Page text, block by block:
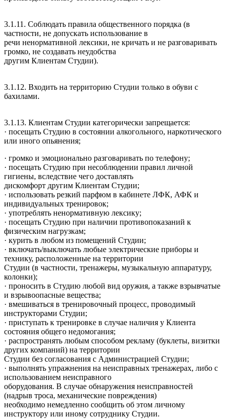
3.1.11. Соблюдать правила общественного порядка (в
частности, не допускать использование в
речи ненормативной лексики, не кричать и не разговаривать
громко, не создавать неудобства
другим Клиентам Студии).
3.1.12. Входить на территорию Студии только в обуви с
бахилами.
3.1.13. Клиентам Студии категорически запрещается:
· посещать Студию в состоянии алкогольного, наркотического
или иного опьянения;
· громко и эмоционально разговаривать по телефону;
· посещать Студию при несоблюдении правил личной
гигиены, вследствие чего доставлять
дискомфорт другим Клиентам Студии;
· использовать резкий парфюм в кабинете ЛФК, АФК и
индивидуальных тренировок;
· употреблять ненормативную лексику;
· посещать Студию при наличии противопоказаний к
физическим нагрузкам;
· курить в любом из помещений Студии;
· включать/выключать любые электрические приборы и
технику, расположенные на территории
Студии (в частности, тренажеры, музыкальную аппаратуру,
колонки);
· проносить в Студию любой вид оружия, а также взрывчатые
и взрывоопасные вещества;
· вмешиваться в тренировочный процесс, проводимый
инструкторами Студии;
· приступать к тренировке в случае наличия у Клиента
состояния общего недомогания;
· распространять любым способом рекламу (буклеты, визитки
других компаний) на территории
Студии без согласования с Администрацией Студии;
· выполнять упражнения на неисправных тренажерах, либо с
использованием неисправного
оборудования. В случае обнаружения неисправностей
(надрыв троса, механические повреждения)
необходимо немедленно сообщить об этом личному
инструктору или иному сотруднику Студии.